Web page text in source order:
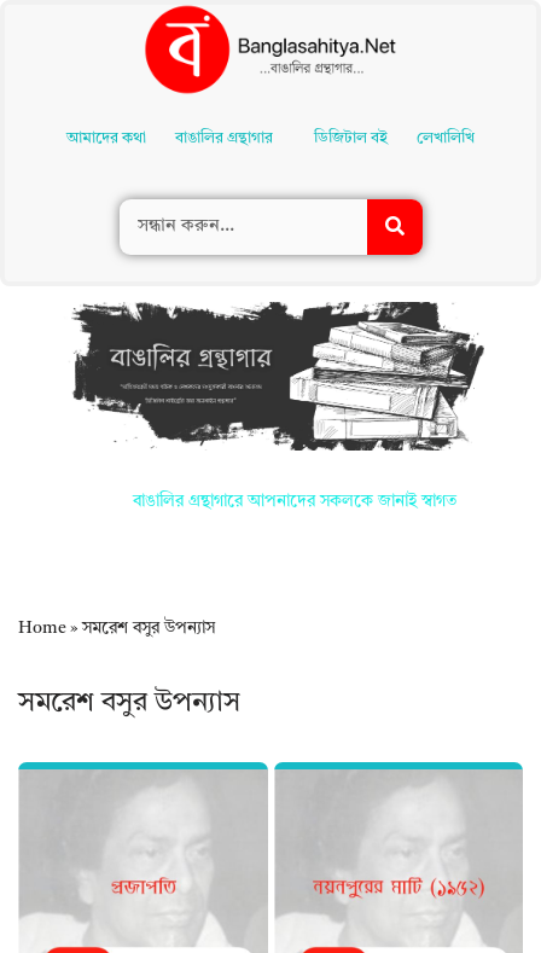
Contentআমাদের কথা বাঙালির গ্রন্থাগার ডিজিটাল বই লেখালিখি
বাঙালির গ্রন্থাগারে আপনাদের সকলকে জানাই স্বাগত
Home »সমরেশ বসুর উপন্যাস
সমরেশ বসুর উপন্যাস